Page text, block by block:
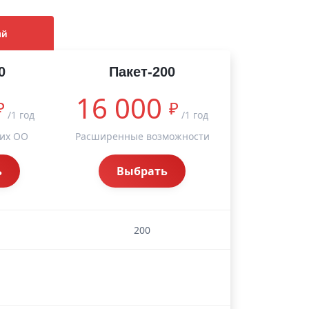
/1 год
ОО
Пакет-200
16 000 ₽ /1 год
Расширенные возможности
Выбрать
200